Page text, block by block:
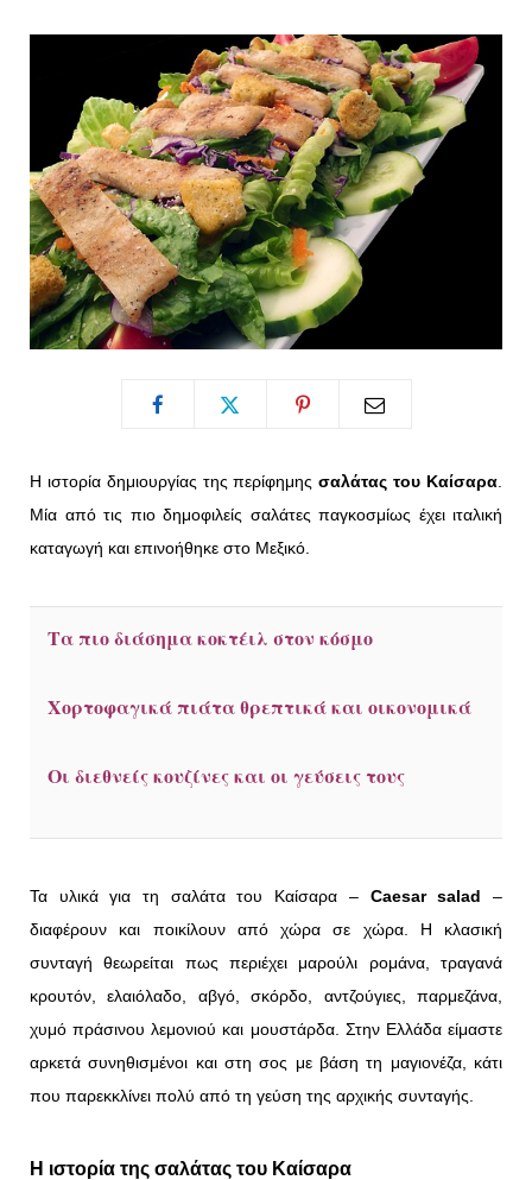
o
k
t
r
r
a
e
Η ιστορία δημιουργίας της περίφημηςσαλάτας του Καίσαρα.
Μία από τις πιο δημοφιλείς σαλάτες παγκοσμίως έχει ιταλική
καταγωγή και επινοήθηκε στο Μεξικό.
Τα πιο διάσημα κοκτέιλ στον κόσμο
Χορτοφαγικά πιάτα θρεπτικά και οικονομικά
Οι διεθνείς κουζίνες και οι γεύσεις τους
Τα υλικά για τη σαλάτα του Καίσαρα – Caesar salad –
διαφέρουν και ποικίλουν από χώρα σε χώρα. Η κλασική
συνταγή θεωρείται πως περιέχει μαρούλι ρομάνα, τραγανά
κρουτόν, ελαιόλαδο, αβγό, σκόρδο, αντζούγιες, παρμεζάνα,
χυμό πράσινου λεμονιού και μουστάρδα. Στην Ελλάδα είμαστε
αρκετά συνηθισμένοι και στη σος με βάση τη μαγιονέζα, κάτι
που παρεκκλίνει πολύ από τη γεύση της αρχικής συνταγής.
Η ιστορία της σαλάτας του Καίσαρα